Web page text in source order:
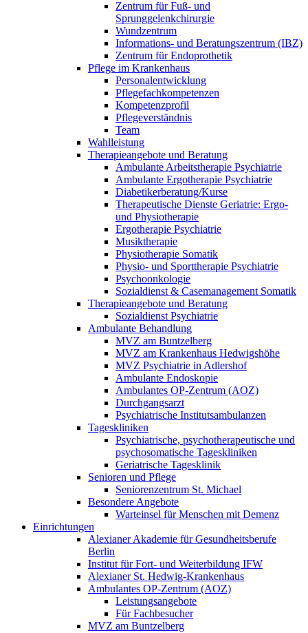
Zentrum für Fuß- und
Sprunggelenkchirurgie
Wundzentrum
Informations- und Beratungszentrum (IBZ)
Zentrum für Endoprothetik
Pflege im Krankenhaus
Personalentwicklung
Pflegefachkompetenzen
Kompetenzprofil
Pflegeverständnis
Team
Wahlleistung
Therapieangebote und Beratung
Ambulante Arbeitstherapie Psychiatrie
Ambulante Ergotherapie Psychiatrie
Diabetikerberatung/Kurse
Therapeutische Dienste Geriatrie: Ergo-
und Physiotherapie
Ergotherapie Psychiatrie
Musiktherapie
Physiotherapie Somatik
Physio- und Sporttherapie Psychiatrie
Psychoonkologie
Sozialdienst & Casemanagement Somatik
Therapieangebote und Beratung
Sozialdienst Psychiatrie
Ambulante Behandlung
MVZ am Buntzelberg
MVZ am Krankenhaus Hedwigshöhe
MVZ Psychiatrie in Adlershof
Ambulante Endoskopie
Ambulantes OP-Zentrum (AOZ)
Durchgangsarzt
Psychiatrische Institutsambulanzen
Tageskliniken
Psychiatrische, psychotherapeutische und
psychosomatische Tageskliniken
Geriatrische Tagesklinik
Senioren und Pflege
Seniorenzentrum St. Michael
Besondere Angebote
Warteinsel für Menschen mit Demenz
Einrichtungen
Alexianer Akademie für Gesundheitsberufe
Berlin
Institut für Fort- und Weiterbildung IFW
Alexianer St. Hedwig-Krankenhaus
Ambulantes OP-Zentrum (AOZ)
Leistungsangebote
Für Fachbesucher
MVZ am Buntzelberg